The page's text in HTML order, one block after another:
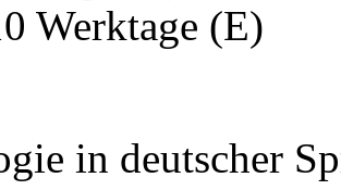
Werktage (E)
in deutscher